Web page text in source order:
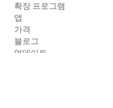
확장 프로그램
앱
가격
블로그
업데이트